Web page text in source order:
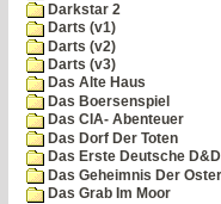
Darkstar 2
Darts (v1)
Darts (v2)
Darts (v3)
Das Alte Haus
Das Boersenspiel
Das CIA- Abenteuer
Das Dorf Der Toten
Das Erste Deutsche
Das Geheimnis Der
Das Grab Im Moor